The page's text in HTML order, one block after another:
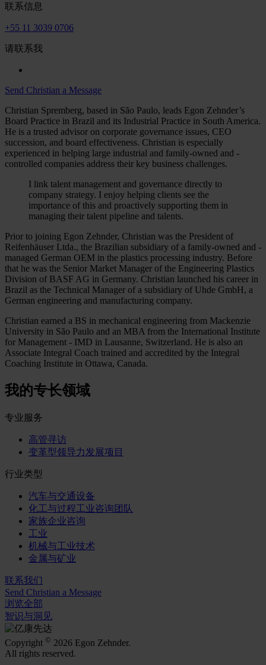
联系信息
+55 11 3039 0706
请联系我
Send Christian a Message
Christian Spremberg, based in São Paulo, leads Egon Zehnder’s
Board Practice in Brazil and its Industrial Practice in South America.
He is a trusted advisor on corporate governance issues, CEO
succession, and board effectiveness. Christian is especially
experienced in helping large industrial and family-owned and -
controlled companies address their key business challenges.
I link talent management and governance directly to
company strategy. I enjoy helping clients see the
importance of this and proactively supporting them in
managing their talent pipeline and talents.
Prior to joining Egon Zehnder, Christian was the President of
Reifenhäuser Ltda., the Brazilian subsidiary of a family-owned and -
managed German OEM in the plastics processing industry. Before
that he was the Senior Market Manager of the Engineering Plastics
Division of BASF AG in Germany. Christian launched his career in
Brazil as the Technical Manager of a subsidiary of Uhde GmbH, a
German engineering and manufacturing company.
Christian earned a BS in mechanical engineering from Mackenzie
University in São Paulo and an MBA from the International Institute
for Management - IMD in Lausanne, Switzerland. He is also an
Associate Integral Coach trained and accredited by the Integral
Coaching Institute in Ottawa, Canada.
我的专长领域
专业服务
高管寻访
变革型领导力发展项目
行业类型
汽车与交通设备
化工与过程工业咨询团队
家族企业咨询
工业
机械与工业技术
金属与矿业
联系我们
Send Christian a Message
浏览全部
智识与洞见
Copyright © 2026 Egon Zehnder.
All rights reserved.